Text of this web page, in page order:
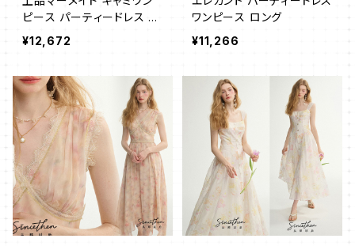
ピース パーティードレス ロ
ング
¥12,672
ワンピース ロング
¥11,266